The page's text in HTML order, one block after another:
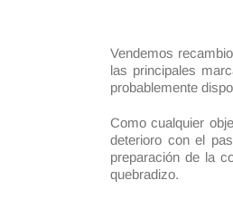
Vendemos
las principales
probablemente
Como cualquier
deterioro con el
preparación de la
quebradizo.